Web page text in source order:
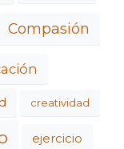
Compasión
creatividad
ejercicio